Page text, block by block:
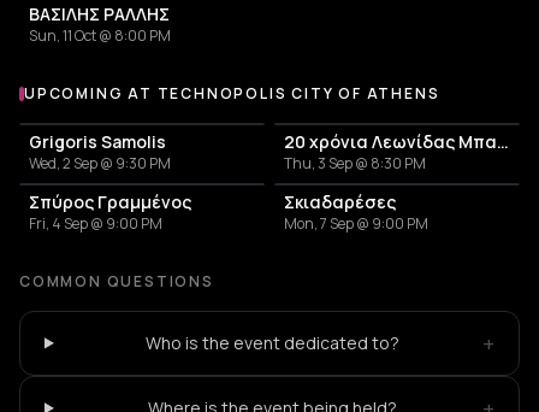
ΒΑΣΙΛΗΣ ΡΑΛΛΗΣ
Sun, 11 Oct @ 8:00 PM
More events at Technopolis City of Athens
UPCOMING AT TECHNOPOLIS CITY OF ATHENS
Grigoris Samolis
Wed, 2 Sep @ 9:30 PM
20 χρόνια Λεωνίδας Μπαλάφας
Thu, 3 Sep @ 8:30 PM
Σπύρος Γραμμένος
Fri, 4 Sep @ 9:00 PM
Σκιαδαρέσες
Mon, 7 Sep @ 9:00 PM
COMMON QUESTIONS
Who is the event dedicated to? +